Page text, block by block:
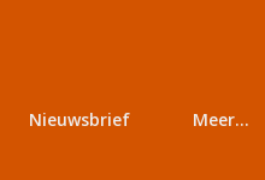
Nieuwsbrief Meer…